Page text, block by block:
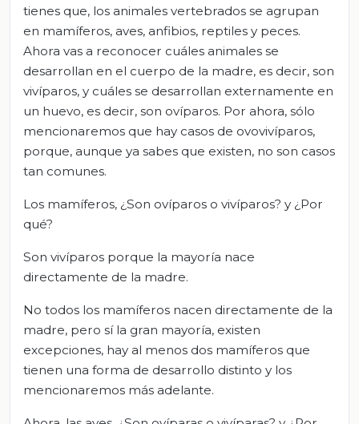
tienes que, los animales vertebrados se agrupan
en mamíferos, aves, anfibios, reptiles y peces.
Ahora vas a reconocer cuáles animales se
desarrollan en el cuerpo de la madre, es decir, son
vivíparos, y cuáles se desarrollan externamente en
un huevo, es decir, son ovíparos. Por ahora, sólo
mencionaremos que hay casos de ovovivíparos,
porque, aunque ya sabes que existen, no son casos
tan comunes.
Los mamíferos, ¿Son ovíparos o vivíparos? y ¿Por
qué?
Son vivíparos porque la mayoría nace
directamente de la madre.
No todos los mamíferos nacen directamente de la
madre, pero sí la gran mayoría, existen
excepciones, hay al menos dos mamíferos que
tienen una forma de desarrollo distinto y los
mencionaremos más adelante.